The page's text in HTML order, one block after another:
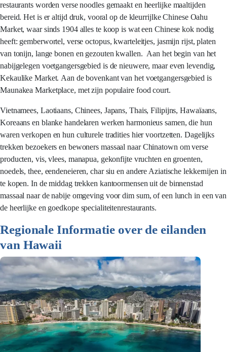
restaurants worden verse noodles gemaakt en heerlijke maaltijden
bereid. Het is er altijd druk, vooral op de kleurrijlke Chinese Oahu
Market, waar sinds 1904 alles te koop is wat een Chinese kok nodig
heeft: gemberwortel, verse octopus, kwarteleitjes, jasmijn rijst, platen
van tonijn, lange bonen en gezouten kwallen. Aan het begin van het
nabijgelegen voetgangersgebied is de nieuwere, maar even levendig,
Kekaulike Market. Aan de bovenkant van het voetgangersgebied is
Maunakea Marketplace, met zijn populaire food court.
Vietnamees, Laotiaans, Chinees, Japans, Thais, Filipijns, Hawaïaans,
Koreaans en blanke handelaren werken harmonieus samen, die hun
waren verkopen en hun culturele tradities hier voortzetten. Dagelijks
trekken bezoekers en bewoners massaal naar Chinatown om verse
producten, vis, vlees, manapua, gekonfijte vruchten en groenten,
noedels, thee, eendeneieren, char siu en andere Aziatische lekkernijen in
te kopen. In de middag trekken kantoormensen uit de binnenstad
massaal naar de nabije omgeving voor dim sum, of een lunch in een van
de heerlijke en goedkope specialiteitenrestaurants.
Regionale Informatie over de eilanden
van Hawaii